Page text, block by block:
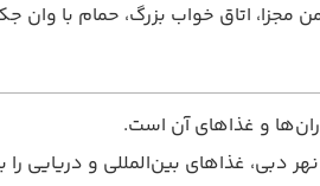
اتاق خواب بزرگ، حمام با وان
و غذاهای آن است.